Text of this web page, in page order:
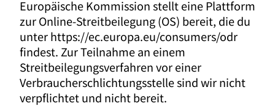
Europäische Kommission stellt eine Plattform
zur Online-Streitbeilegung (OS) bereit, die du
unter https://ec.europa.eu/consumers/odr
findest. Zur Teilnahme an einem
Streitbeilegungsverfahren vor einer
Verbraucherschlichtungsstelle sind wir nicht
verpflichtet und nicht bereit.